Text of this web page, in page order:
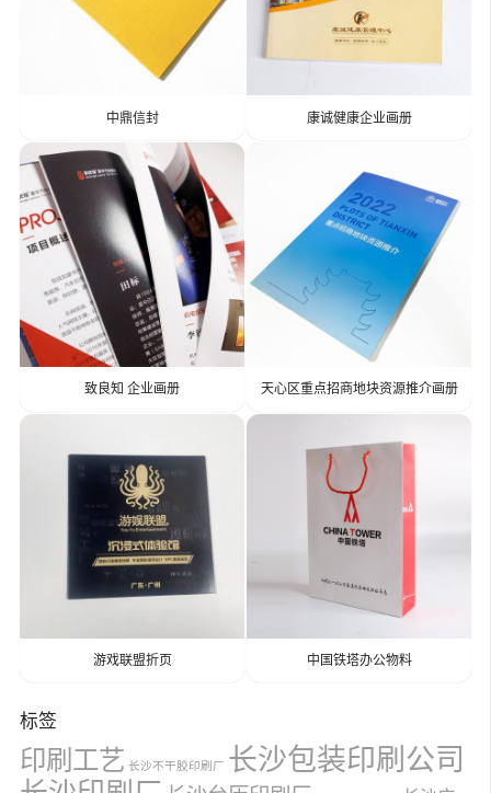
中鼎信封 康诚健康企业画册
致良知 企业画册 天心区重点招商地块资源推介画册
游戏联盟折页 中国铁塔办公物料
标签
印刷工艺 长沙不干胶印刷厂 长沙包装印刷公司